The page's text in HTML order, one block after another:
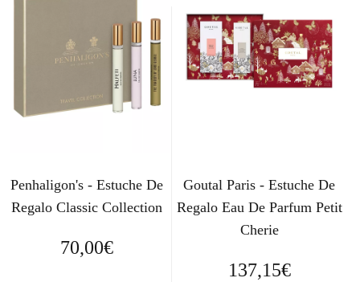
Penhaligon's - Estuche De
Regalo Classic Collection
70,00€
Goutal Paris - Estuche De
Regalo Eau De Parfum Petit
Cherie
137,15€